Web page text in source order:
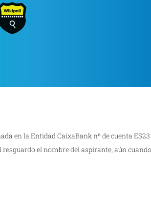
en la Entidad CaixaBank nº de cuenta ES23
el nombre del aspirante, aún